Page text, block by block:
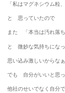
「私はマグネシウム粒
と 思っていたので
また 「本当は汚れ落ち
と 微妙な気持ちになっ
思い込み激しいからなぁ
でも 自分がいいと思
他社のせいでなく自分